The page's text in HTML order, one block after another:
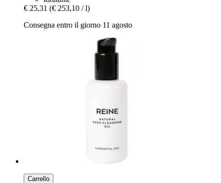
€ 25,31 (€ 253,10 / l)
Consegna entro il giorno 11 agosto
Carrello